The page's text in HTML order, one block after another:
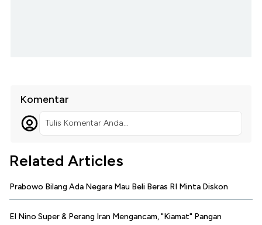
Komentar
Tulis Komentar Anda...
Related Articles
Prabowo Bilang Ada Negara Mau Beli Beras RI Minta Diskon
El Nino Super & Perang Iran Mengancam, "Kiamat" Pangan